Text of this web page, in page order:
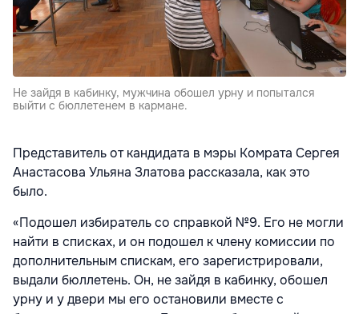
Не зайдя в кабинку, мужчина обошел урну и попытался
выйти с бюллетенем в кармане.
Представитель от кандидата в мэры Комрата Сергея
Анастасова Ульяна Златова рассказала, как это
было.
«Подошел избиратель со справкой №9. Его не могли
найти в списках, и он подошел к члену комиссии по
дополнительным спискам, его зарегистрировали,
выдали бюллетень. Он, не зайдя в кабинку, обошел
урну и у двери мы его остановили вместе с